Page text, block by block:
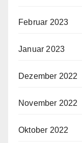
Februar 2023
Januar 2023
Dezember 2022
November 2022
Oktober 2022